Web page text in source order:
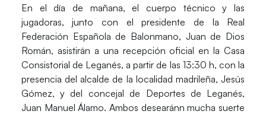
En el día de mañana, el cuerpo técnico y las
jugadoras, junto con el presidente de la Real
Federación Española de Balonmano, Juan de Dios
Román, asistirán a una recepción oficial en la Casa
Consistorial de Leganés, a partir de las 13:30 h, con la
presencia del alcalde de la localidad madrileña, Jesús
Gómez, y del concejal de Deportes de Leganés,
Juan Manuel Álamo. Ambos desearánn mucha suerte